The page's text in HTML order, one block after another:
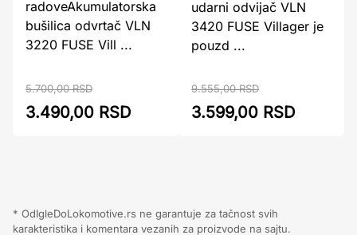
radoveAkumulatorska
bušilica odvrtač VLN
3220 FUSE Vill ...
5.700,00 RSD
3.490,00 RSD
udarni odvijač VLN
3420 FUSE Villager je
pouzd ...
9.555,00 RSD
3.599,00 RSD
* OdIgleDoLokomotive.rs ne garantuje za tačnost svih
karakteristika i komentara vezanih za proizvode na sajtu.